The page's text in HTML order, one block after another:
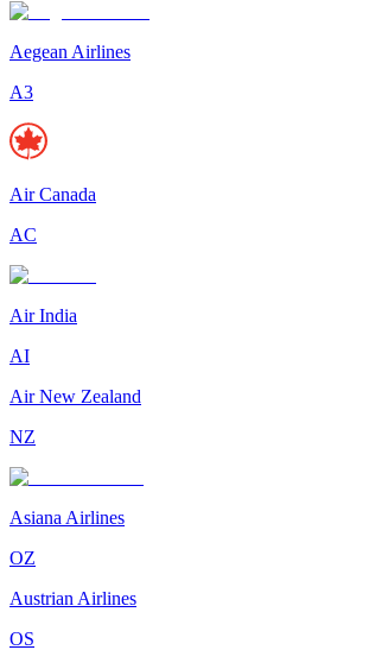
Aegean Airlines
A3
Air Canada
AC
Air India
AI
Air New Zealand
NZ
Asiana Airlines
OZ
Austrian Airlines
OS